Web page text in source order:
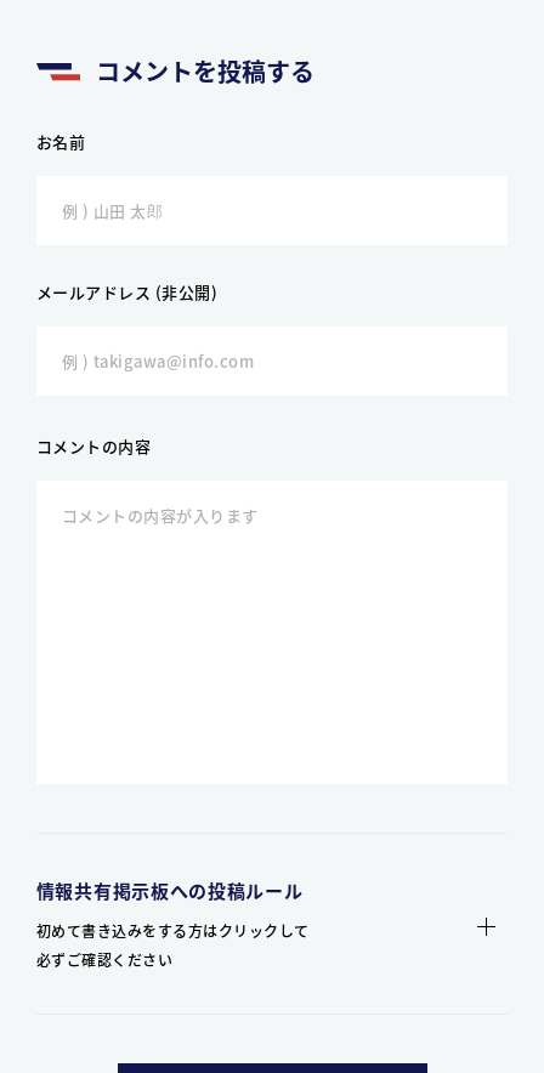
コメントを投稿する
お名前
メールアドレス (非公開)
コメントの内容
情報共有掲示板への投稿ルール
初めて書き込みをする方はクリックして
必ずご確認ください